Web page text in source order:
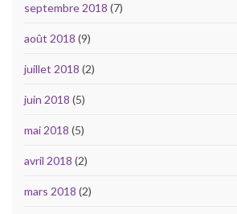
septembre 2018 (7)
août 2018 (9)
juillet 2018 (2)
juin 2018 (5)
mai 2018 (5)
avril 2018 (2)
mars 2018 (2)